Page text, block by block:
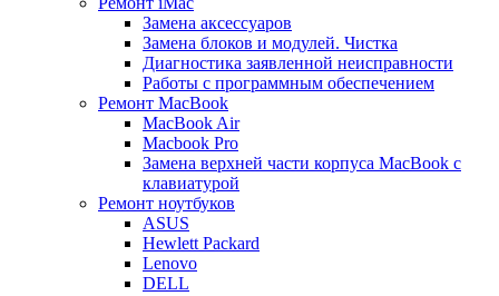
Замена аксессуаров
Замена блоков и модулей. Чистка
Диагностика заявленной неисправности
Работы с программным обеспечением
Ремонт MacBook
MacBook Air
Macbook Pro
Замена верхней части корпуса MacBook с
клавиатурой
Ремонт ноутбуков
ASUS
Hewlett Packard
Lenovo
DELL